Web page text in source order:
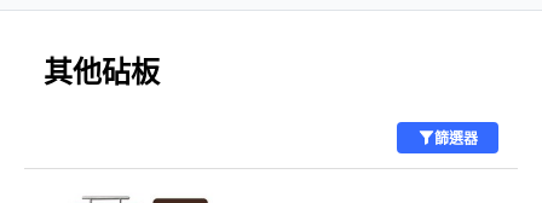
其他砧板
篩選器